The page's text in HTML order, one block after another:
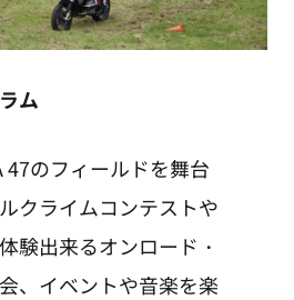
ム
47のフィールドを舞台
クライムコンテストや
験出来るオンロード・
、イベントや音楽を楽